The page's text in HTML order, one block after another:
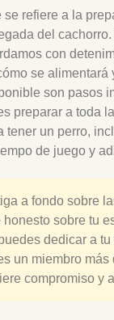
refiere a la
del
con
se alimentará
son pasos
preparar a toda
tener un perro,
de juego y
a fondo sobre
honesto sobre tu
dedicar a tu
un miembro más
compromiso y